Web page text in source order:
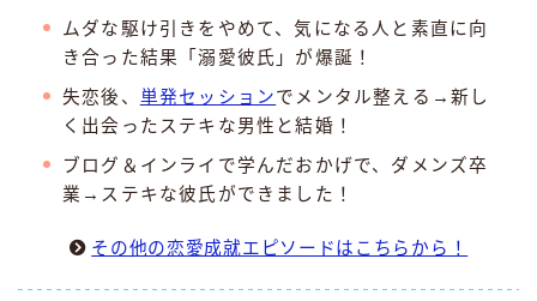
ムダな駆け引きをやめて、気になる人と素直に向
き合った結果「溺愛彼氏」が爆誕！
失恋後、 単発セッションでメンタル整える→新し
く出会ったステキな男性と結婚！
ブログ＆インライで学んだおかげで、ダメンズ卒
業→ステキな彼氏ができました！
その他の恋愛成就エピソードはこちらから！